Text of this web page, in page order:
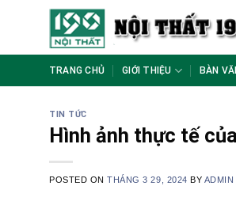
TRANG CHỦ GIỚI THIỆU BÀN
TIN TỨC
Hình ảnh thực tế
POSTED ONTHÁNG 3 29, 2024 BY ADMIN